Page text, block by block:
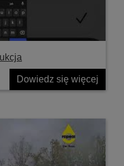
Dowiedz się więcej